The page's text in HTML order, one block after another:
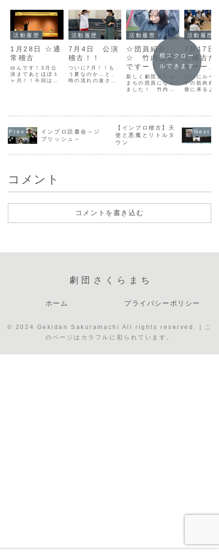
活動履歴
1月28日 ☆通
常稽古
ゆんです！3月公
演まであとほぼ１
ヶ月！！今回は中
ビ番組でやってい
たゲームをやって
みました！頭の文
活動履歴
7月4日 公演
稽古！！
ついに7月！！も
う夏なのか…と、
時の流れの速さに
す！！↑これはいじ
めではありませ
ん、柔軟の様子な
活動履歴
☆団員紹介
☆ 竹内悠花
ですー！
新しく劇団さくら
まちの団員になり
ました！ 竹内悠
廿日市中学校に通
生でバレーボール
部に入っています
がが大好きです！
活動履歴
7月17
し稽古だ
ヤーー
ー！！！
ついにルー
チの筋肉痛
後に来るよ
日、日曜日
た！いよい
感じですね
ー！
初と途中に
横スクロー
ルできます
インプロ読書会～ジ
ブリッシュ～
【インプロ稽古】天
使と悪魔とリトルタ
ウン
コメント
コメントを書き込む
劇団さくらまち
ホーム プライバシーポリシー
© 2024 Gekidan Sakuramachi All rights reserved. | こ
のページはカラフルに彩られています。